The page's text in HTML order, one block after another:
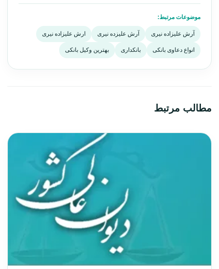
موضوعات مرتبط:
آرش علیزاده نیری آرش علیزده نیری ارش علیزاده نیری
انواع دعاوی بانکی بانکداری بهترین وکیل بانکی
مطالب مرتبط